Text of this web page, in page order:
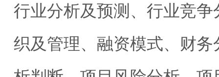
行业分析及预测、行业竞
织及管理、融资模式、财